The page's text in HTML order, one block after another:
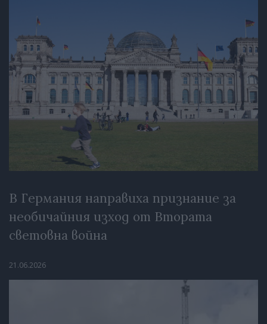
В Германия направиха признание за
необичайния изход от Втората
световна война
21.06.2026